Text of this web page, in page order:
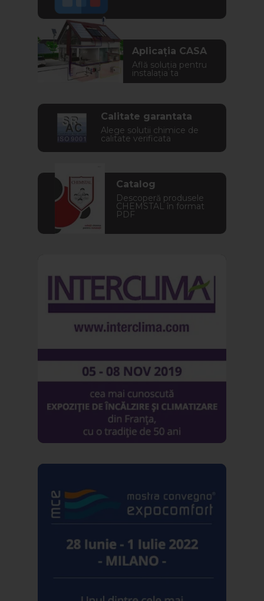
Aplicația CASA
Află soluția pentru
instalația ta
Calitate garantata
Alege solutii chimice de
calitate verificata
Catalog
Descoperă produsele
CHEMSTAL în format
PDF